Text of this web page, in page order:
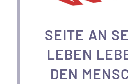
SEITE AN
LEBEN
DEN